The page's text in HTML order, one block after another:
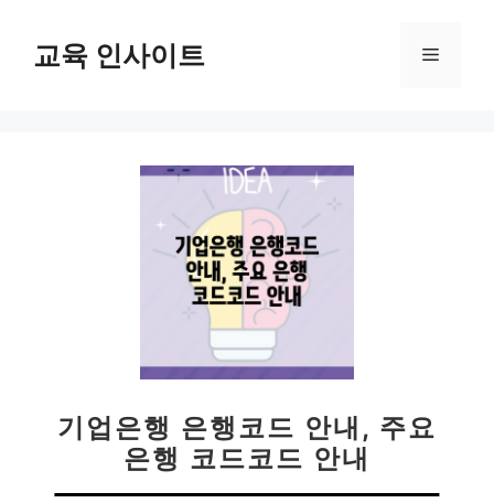
교육 인사이트 메
기업은행 은행코드 안내, 주요
은행 코드코드 안내